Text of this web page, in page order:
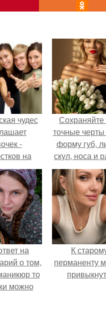
чудес
-
на
по
"МОЙ
точные
форму губ,
скул, носа и
глаз.
на
о том,
то
можно
К
перманенту